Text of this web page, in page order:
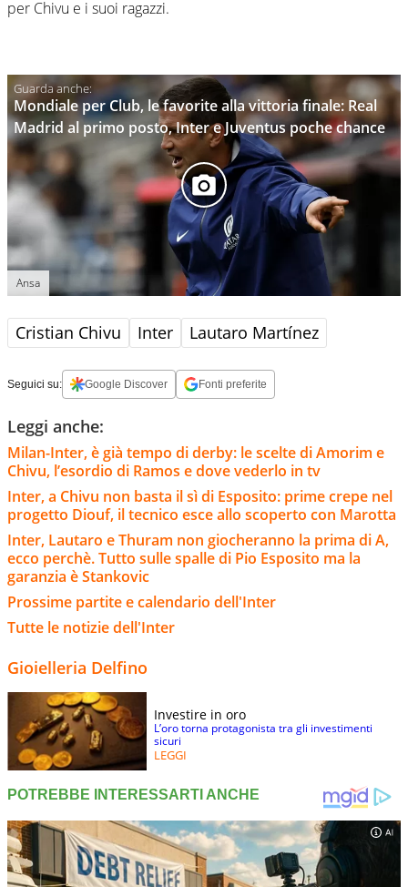
per Chivu e i suoi ragazzi.
Mondiale per Club, le favorite alla vittoria finale: Real
Madrid al primo posto, Inter e Juventus poche chance
Ansa
Cristian Chivu Inter Lautaro Martínez
Seguici su: Google Discover Fonti preferite
Leggi anche:
Milan-Inter, è già tempo di derby: le scelte di Amorim e
Chivu, l’esordio di Ramos e dove vederlo in tv
Inter, a Chivu non basta il sì di Esposito: prime crepe nel
progetto Diouf, il tecnico esce allo scoperto con Marotta
Inter, Lautaro e Thuram non giocheranno la prima di A,
ecco perchè. Tutto sulle spalle di Pio Esposito ma la
garanzia è Stankovic
Prossime partite e calendario dell'Inter
Tutte le notizie dell'Inter
Gioielleria Delfino
Investire in oro
L’oro torna protagonista tra gli investimenti
sicuri
LEGGI